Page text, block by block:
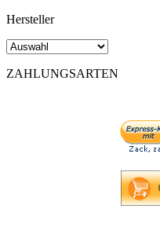
Hersteller
ZAHLUNGSARTEN